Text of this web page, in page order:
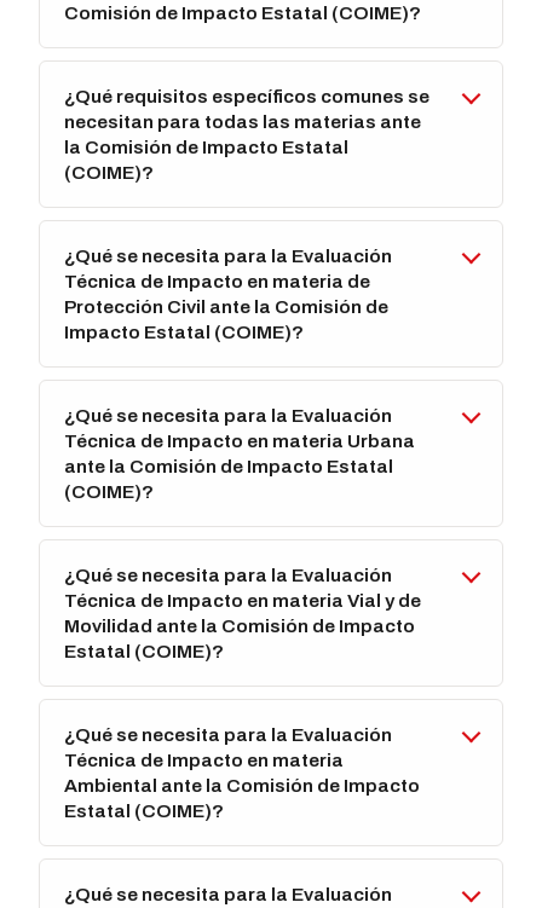
Comisión de Impacto Estatal (COIME)?
¿Qué requisitos específicos comunes se
necesitan para todas las materias ante
la Comisión de Impacto Estatal
(COIME)?
¿Qué se necesita para la Evaluación
Técnica de Impacto en materia de
Protección Civil ante la Comisión de
Impacto Estatal (COIME)?
¿Qué se necesita para la Evaluación
Técnica de Impacto en materia Urbana
ante la Comisión de Impacto Estatal
(COIME)?
¿Qué se necesita para la Evaluación
Técnica de Impacto en materia Vial y de
Movilidad ante la Comisión de Impacto
Estatal (COIME)?
¿Qué se necesita para la Evaluación
Técnica de Impacto en materia
Ambiental ante la Comisión de Impacto
Estatal (COIME)?
¿Qué se necesita para la Evaluación